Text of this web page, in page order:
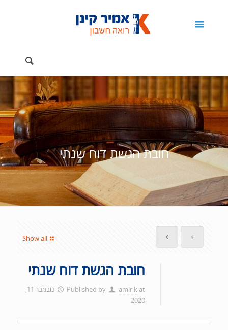
חובת הגשת דוח שנתי
Show all
חובת הגשת דוח שנתי
Published by amir kat
נובמבר 11,
2020